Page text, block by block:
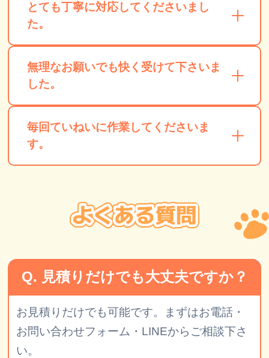
とても丁寧に対応してくださいまし
た。
無理なお願いでも快く受けて下さいま
した。
毎回ていねいに作業してくださいま
す。
Q. 見積りだけでも大丈夫ですか？
お見積りだけでも可能です。まずはお電話・
お問い合わせフォーム・LINEからご相談下さ
い。